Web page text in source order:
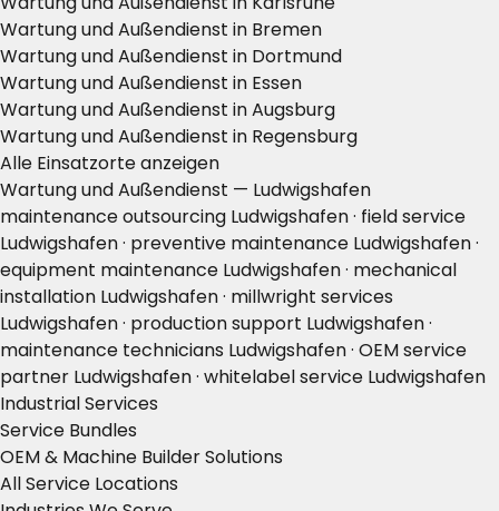
Wartung und Außendienst in Bremen
Wartung und Außendienst in Dortmund
Wartung und Außendienst in Essen
Wartung und Außendienst in Augsburg
Wartung und Außendienst in Regensburg
Alle Einsatzorte anzeigen
Wartung und Außendienst — Ludwigshafen
maintenance outsourcing Ludwigshafen · field service
Ludwigshafen · preventive maintenance Ludwigshafen ·
equipment maintenance Ludwigshafen · mechanical
installation Ludwigshafen · millwright services
Ludwigshafen · production support Ludwigshafen ·
maintenance technicians Ludwigshafen · OEM service
partner Ludwigshafen · whitelabel service Ludwigshafen
Industrial Services
Service Bundles
OEM & Machine Builder Solutions
All Service Locations